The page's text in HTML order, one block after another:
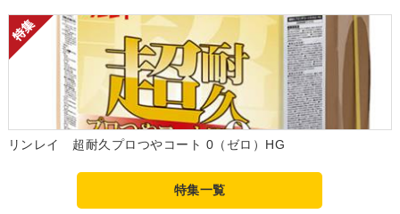
リンレイ 超耐久プロつやコート 0（ゼロ）HG
特集一覧